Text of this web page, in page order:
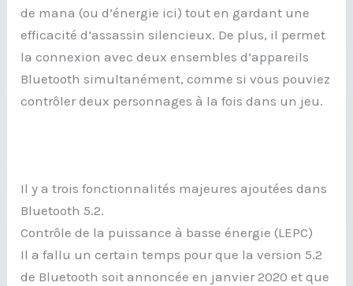
de mana (ou d’énergie ici) tout en gardant une
efficacité d’assassin silencieux. De plus, il permet
la connexion avec deux ensembles d’appareils
Bluetooth simultanément, comme si vous pouviez
contrôler deux personnages à la fois dans un jeu.
Il y a trois fonctionnalités majeures ajoutées dans
Bluetooth 5.2.
Contrôle de la puissance à basse énergie (LEPC)
Il a fallu un certain temps pour que la version 5.2
de Bluetooth soit annoncée en janvier 2020 et que